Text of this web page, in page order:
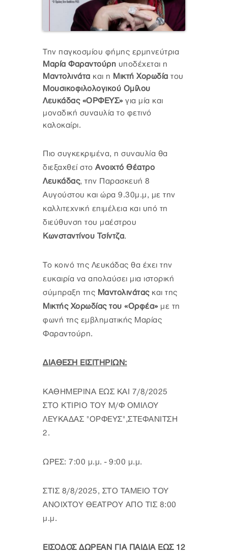
Την παγκοσμίου φήμης ερμηνεύτρια
Μαρία Φαραντούρη υποδέχεται η
Μαντολινάτα και η Μικτή Χορωδία του
Μουσικοφιλολογικού Ομίλου
Λευκάδας «ΟΡΦΕΥΣ» για μία και
μοναδική συναυλία το φετινό
καλοκαίρι.
Πιο συγκεκριμένα, η συναυλία θα
διεξαχθεί στο Ανοιχτό Θέατρο
Λευκάδας, την Παρασκευή 8
Αυγούστου και ώρα 9.30μ.μ, με την
καλλιτεχνική επιμέλεια και υπό τη
διεύθυνση του μαέστρου
Κωνσταντίνου Τσίντζα.
Το κοινό της Λευκάδας θα έχει την
ευκαιρία να απολαύσει μια ιστορική
σύμπραξη της Μαντολινάτας και της
Μικτής Χορωδίας του «Ορφέα» με τη
φωνή της εμβληματικής Μαρίας
Φαραντούρη.
ΔΙΑΘΕΣΗ ΕΙΣΙΤΗΡΙΩΝ:
ΚΑΘΗΜΕΡΙΝΑ ΕΩΣ ΚΑΙ 7/8/2025
ΣΤΟ ΚΤΙΡΙΟ ΤΟΥ Μ/Φ ΟΜΙΛΟΥ
ΛΕΥΚΑΔΑΣ ''ΟΡΦΕΥΣ'',ΣΤΕΦΑΝΙΤΣΗ
2.
ΩΡΕΣ: 7:00 μ.μ. - 9:00 μ.μ.
ΣΤΙΣ 8/8/2025, ΣΤΟ ΤΑΜΕΙΟ ΤΟΥ
ΑΝΟΙΧΤΟΥ ΘΕΑΤΡΟΥ ΑΠΟ ΤΙΣ 8:00
μ.μ.
ΕΙΣΟΔΟΣ ΔΩΡΕΑΝ ΓΙΑ ΠΑΙΔΙΑ ΕΩΣ 12